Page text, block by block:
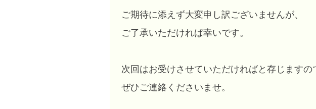
ご期待に添えず大変申し訳ございませんが、
ご了承いただければ幸いです。
次回はお受けさせていただければと存じますの
ぜひご連絡くださいませ。